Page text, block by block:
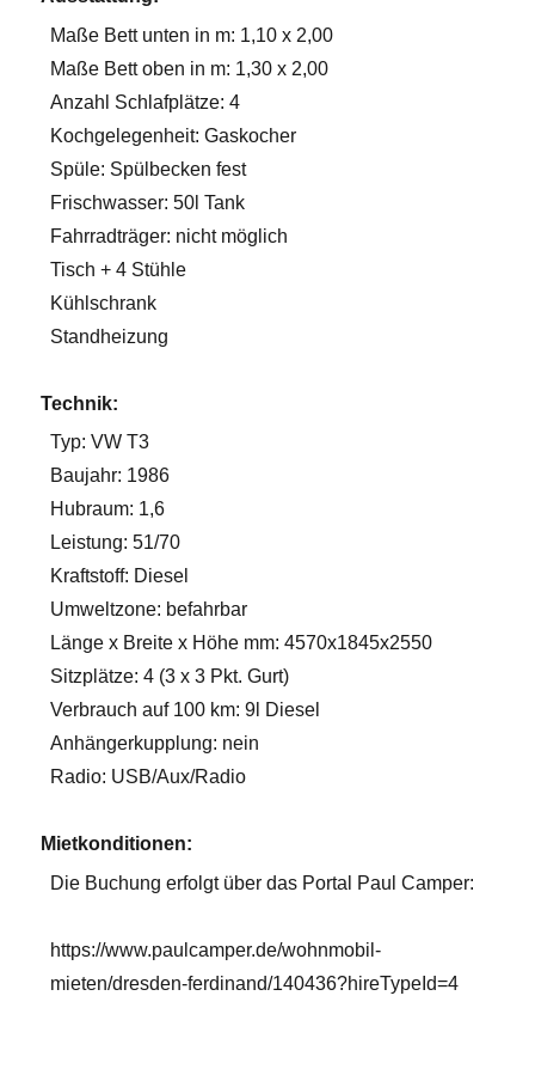
Maße Bett unten in m: 1,10 x 2,00
Maße Bett oben in m: 1,30 x 2,00
Anzahl Schlafplätze: 4
Kochgelegenheit: Gaskocher
Spüle: Spülbecken fest
Frischwasser: 50l Tank
Fahrradträger: nicht möglich
Tisch + 4 Stühle
Kühlschrank
Standheizung
Technik:
Typ: VW T3
Baujahr: 1986
Hubraum: 1,6
Leistung: 51/70
Kraftstoff: Diesel
Umweltzone: befahrbar
Länge x Breite x Höhe mm: 4570x1845x2550
Sitzplätze: 4 (3 x 3 Pkt. Gurt)
Verbrauch auf 100 km: 9l Diesel
Anhängerkupplung: nein
Radio: USB/Aux/Radio
Mietkonditionen:
Die Buchung erfolgt über das Portal Paul Camper:
https://www.paulcamper.de/wohnmobil-
mieten/dresden-ferdinand/140436?hireTypeId=4